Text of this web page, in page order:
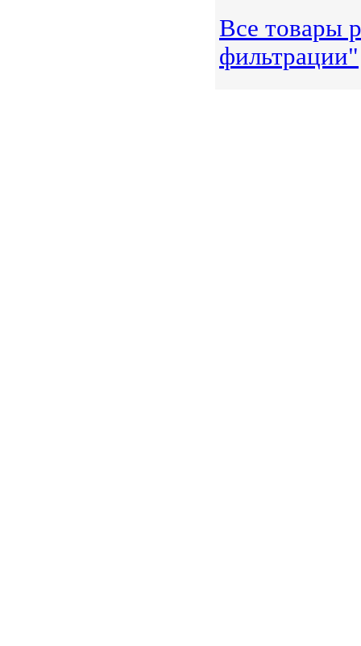
Все товары
фильтрации"